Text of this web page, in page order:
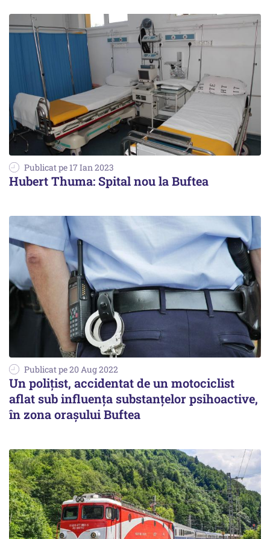
Publicat pe 17 Ian 2023
Hubert Thuma: Spital nou la Buftea
Publicat pe 20 Aug 2022
Un polițist, accidentat de un motociclist
aflat sub influenţa substanţelor psihoactive,
în zona orașului Buftea